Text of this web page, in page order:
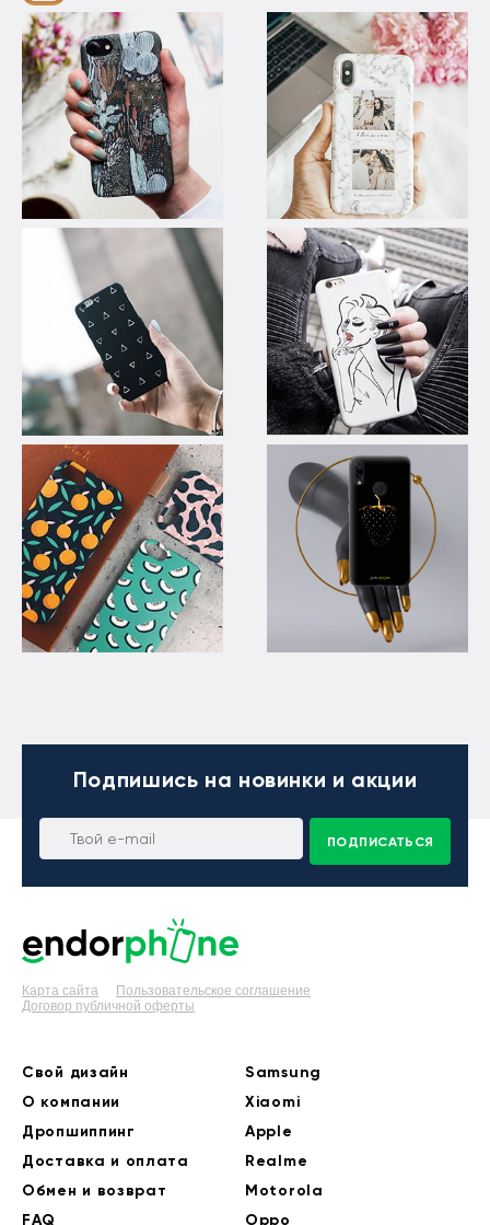
Подпишись на новинки и акции
ПОДПИСАТЬСЯ
Карта сайта
Пользовательское соглашение
Договор публичной оферты
Свой дизайн
О компании
Дропшиппинг
Доставка и оплата
Обмен и возврат
FAQ
Samsung
Xiaomi
Apple
Realme
Motorola
Oppo